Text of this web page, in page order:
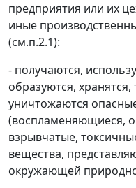
предприятия или их
иные
(см.п.2.1):
- получаются,
образуются,
уничтожаются
(воспламеняющиеся,
взрывчатые,
вещества,
окружающей